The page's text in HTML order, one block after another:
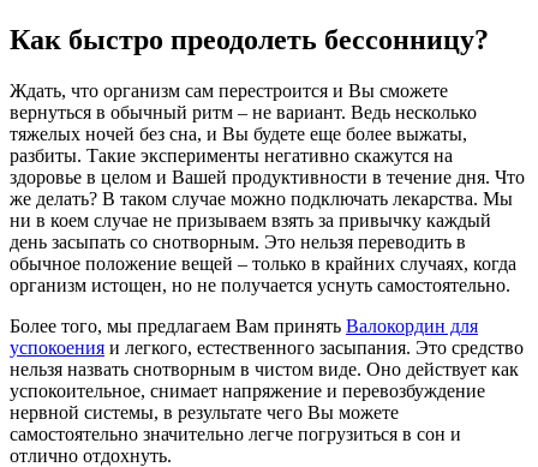
Как быстро преодолеть бессонницу?
Ждать, что организм сам перестроится и Вы сможете
вернуться в обычный ритм – не вариант. Ведь несколько
тяжелых ночей без сна, и Вы будете еще более выжаты,
разбиты. Такие эксперименты негативно скажутся на
здоровье в целом и Вашей продуктивности в течение дня. Что
же делать? В таком случае можно подключать лекарства. Мы
ни в коем случае не призываем взять за привычку каждый
день засыпать со снотворным. Это нельзя переводить в
обычное положение вещей – только в крайних случаях, когда
организм истощен, но не получается уснуть самостоятельно.
Более того, мы предлагаем Вам принять Валокордин для
успокоения и легкого, естественного засыпания. Это средство
нельзя назвать снотворным в чистом виде. Оно действует как
успокоительное, снимает напряжение и перевозбуждение
нервной системы, в результате чего Вы можете
самостоятельно значительно легче погрузиться в сон и
отлично отдохнуть.